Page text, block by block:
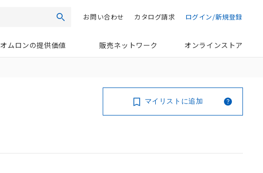
検索 ログイン/新規登録
カタログ請求
お問い合わせ
オムロンの提供価値 販売ネットワーク オンラインストア
マイリストに追加